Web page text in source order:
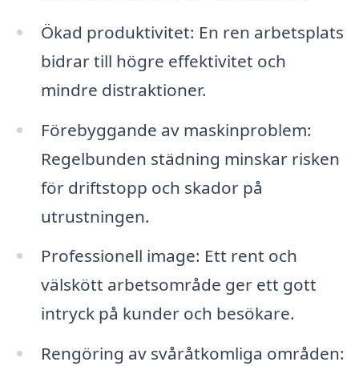
Ökad produktivitet: En ren arbetsplats
bidrar till högre effektivitet och
mindre distraktioner.
Förebyggande av maskinproblem:
Regelbunden städning minskar risken
för driftstopp och skador på
utrustningen.
Professionell image: Ett rent och
välskött arbetsområde ger ett gott
intryck på kunder och besökare.
Rengöring av svåråtkomliga områden: